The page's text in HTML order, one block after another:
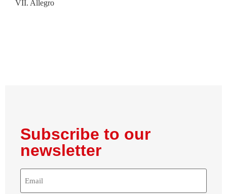
VII. Allegro
Subscribe to our
newsletter
E-
Mail